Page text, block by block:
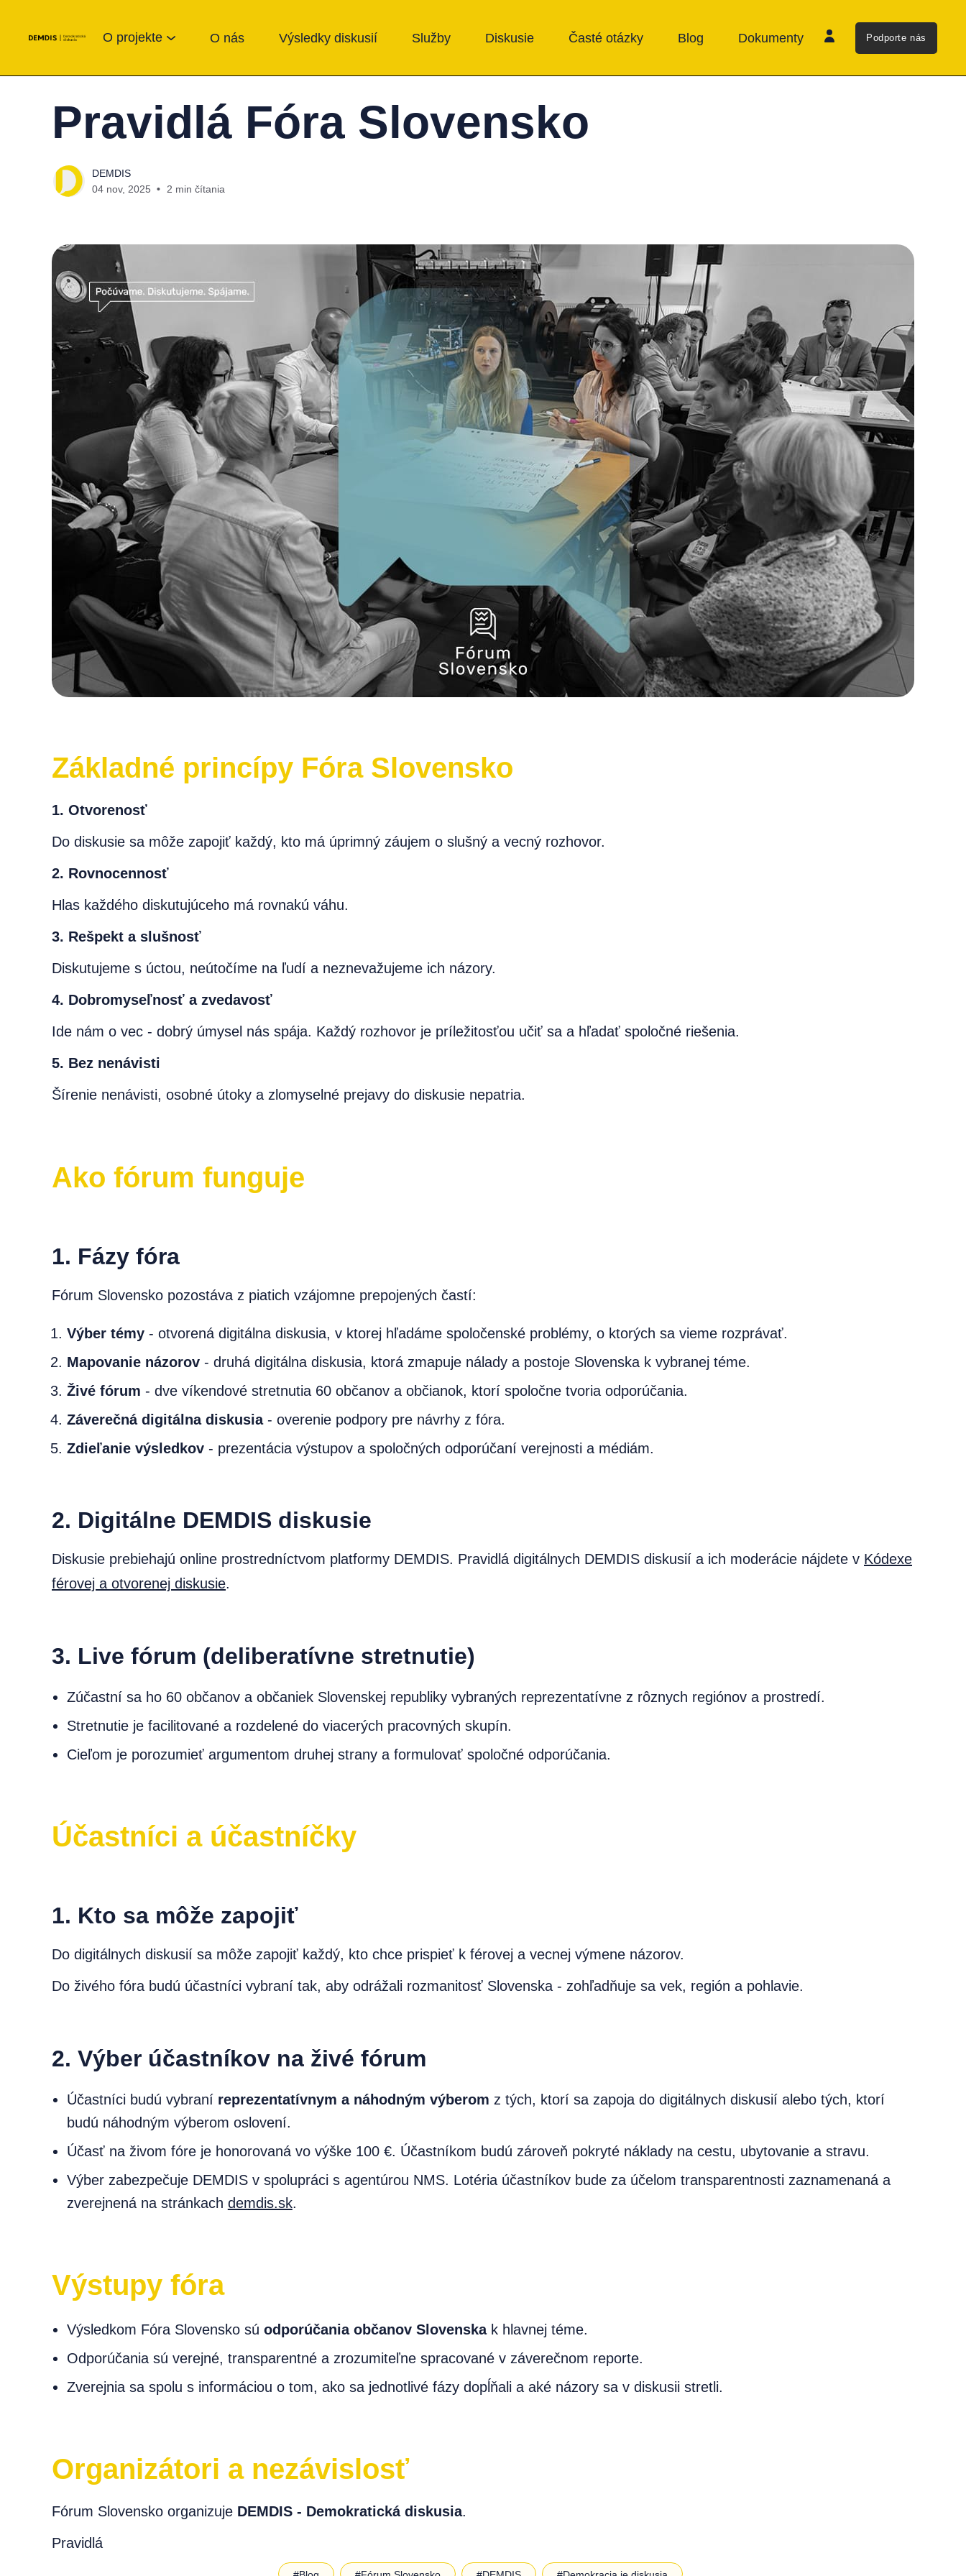
O projekte O nás Výsledky diskusií Služby Diskusie Časté otázky Blog Dokumenty Podporte nás
Pravidlá Fóra Slovensko
DEMDIS
04 nov, 2025
2 min čítania
Základné princípy Fóra Slovensko
1. Otvorenosť
Do diskusie sa môže zapojiť každý, kto má úprimný záujem o slušný a vecný rozhovor.
2. Rovnocennosť
Hlas každého diskutujúceho má rovnakú váhu.
3. Rešpekt a slušnosť
Diskutujeme s úctou, neútočíme na ľudí a neznevažujeme ich názory.
4. Dobromyseľnosť a zvedavosť
Ide nám o vec - dobrý úmysel nás spája. Každý rozhovor je príležitosťou učiť sa a hľadať spoločné riešenia.
5. Bez nenávisti
Šírenie nenávisti, osobné útoky a zlomyselné prejavy do diskusie nepatria.
Ako fórum funguje
1. Fázy fóra
Fórum Slovensko pozostáva z piatich vzájomne prepojených častí:
Výber témy- otvorená digitálna diskusia, v ktorej hľadáme spoločenské problémy, o ktorých sa vieme rozprávať.
Mapovanie názorov- druhá digitálna diskusia, ktorá zmapuje nálady a postoje Slovenska k vybranej téme.
Živé fórum - dve víkendové stretnutia 60 občanov a občianok, ktorí spoločne tvoria odporúčania.
Záverečná digitálna diskusia- overenie podpory pre návrhy z fóra.
Zdieľanie výsledkov- prezentácia výstupov a spoločných odporúčaní verejnosti a médiám.
2. Digitálne DEMDIS diskusie
Diskusie prebiehajú online prostredníctvom platformy DEMDIS. Pravidlá digitálnych DEMDIS diskusií a ich moderácie nájdete v Kódexe
férovej a otvorenej diskusie.
3. Live fórum (deliberatívne stretnutie)
Zúčastní sa ho 60 občanov a občaniek Slovenskej republiky vybraných reprezentatívne z rôznych regiónov a prostredí.
Stretnutie je facilitované a rozdelené do viacerých pracovných skupín.
Cieľom je porozumieť argumentom druhej strany a formulovať spoločné odporúčania.
Účastníci a účastníčky
1. Kto sa môže zapojiť
Do digitálnych diskusií sa môže zapojiť každý, kto chce prispieť k férovej a vecnej výmene názorov.
Do živého fóra budú účastníci vybraní tak, aby odrážali rozmanitosť Slovenska - zohľadňuje sa vek, región a pohlavie.
2. Výber účastníkov na živé fórum
Účastníci budú vybraní reprezentatívnym a náhodným výberom z tých, ktorí sa zapoja do digitálnych diskusií alebo tých, ktorí
budú náhodným výberom oslovení.
Účasť na živom fóre je honorovaná vo výške 100 €. Účastníkom budú zároveň pokryté náklady na cestu, ubytovanie a stravu.
Výber zabezpečuje DEMDIS v spolupráci s agentúrou NMS. Lotéria účastníkov bude za účelom transparentnosti zaznamenaná a
zverejnená na stránkach demdis.sk.
Výstupy fóra
Výsledkom Fóra Slovensko sú odporúčania občanov Slovenskak hlavnej téme.
Odporúčania sú verejné, transparentné a zrozumiteľne spracované v záverečnom reporte.
Zverejnia sa spolu s informáciou o tom, ako sa jednotlivé fázy dopĺňali a aké názory sa v diskusii stretli.
Organizátori a nezávislosť
Fórum Slovensko organizuje DEMDIS - Demokratická diskusia.
Pravidlá